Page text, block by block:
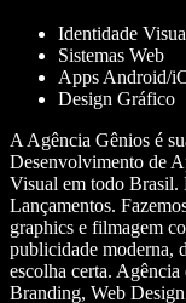
Identidade
Sistemas Web
Apps Android/
Design Gráfico
A Agência Gênios é
Desenvolvimento de
Visual em todo Brasil.
Lançamentos.
graphics e filmagem
publicidade moderna,
escolha certa.
Branding, Web